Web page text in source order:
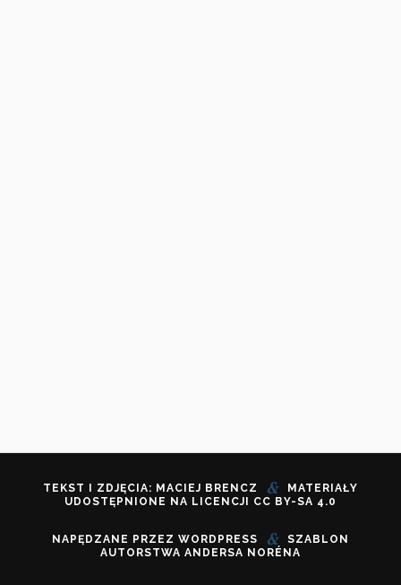
TEKST I ZDJĘCIA: MACIEJ BRENCZ &
MATERIAŁY
UDOSTĘPNIONE NA LICENCJI CC BY-SA 4.0
NAPĘDZANE PRZEZ WORDPRESS &
SZABLON
AUTORSTWA ANDERSA NORÉNA